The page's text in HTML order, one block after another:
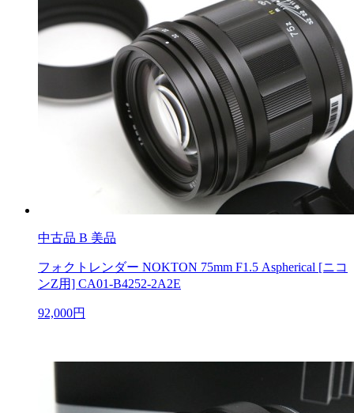
中古品 B 美品
フォクトレンダー NOKTON 75mm F1.5 Aspherical [ニコ
ンZ用] CA01-B4252-2A2E
92,000円